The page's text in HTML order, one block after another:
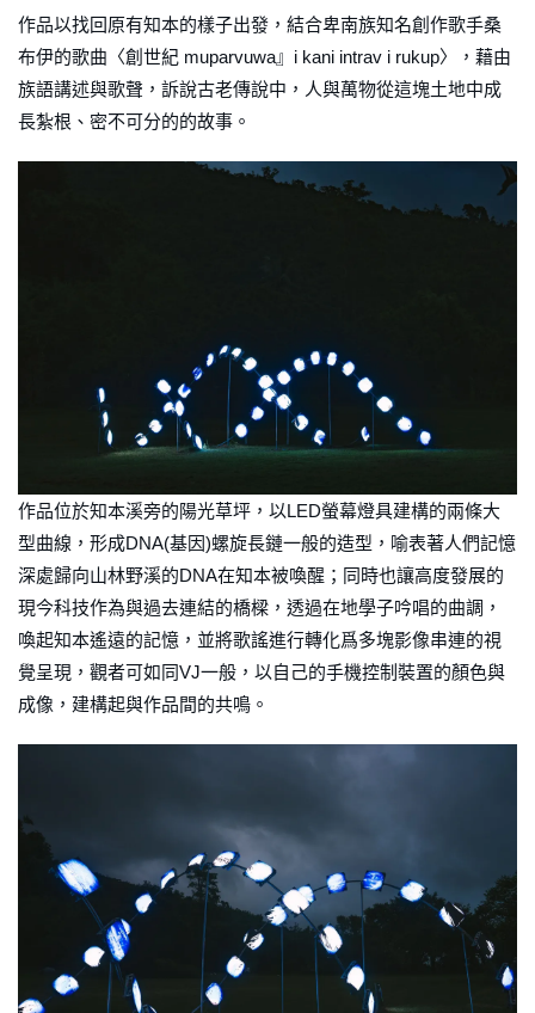
作品以找回原有知本的樣子出發，結合卑南族知名創作歌手桑
布伊的歌曲〈創世紀 muparvuwa』i kani intrav i rukup〉，藉由
族語講述與歌聲，訴說古老傳說中，人與萬物從這塊土地中成
長紮根、密不可分的的故事。
作品位於知本溪旁的陽光草坪，以LED螢幕燈具建構的兩條大
型曲線，形成DNA(基因)螺旋長鏈一般的造型，喻表著人們記憶
深處歸向山林野溪的DNA在知本被喚醒；同時也讓高度發展的
現今科技作為與過去連結的橋樑，透過在地學子吟唱的曲調，
喚起知本遙遠的記憶，並將歌謠進行轉化爲多塊影像串連的視
覺呈現，觀者可如同VJ一般，以自己的手機控制裝置的顏色與
成像，建構起與作品間的共鳴。